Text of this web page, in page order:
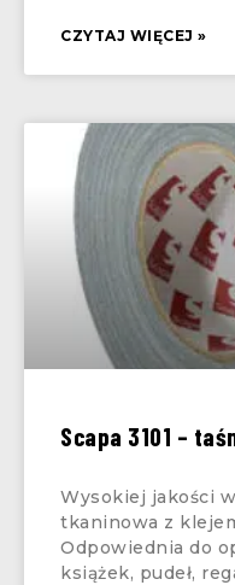
CZYTAJ WIĘCEJ »
Scapa 3101 –
Wysokiej jakości
tkaninowa z
Odpowiednia do
książek, pudeł,